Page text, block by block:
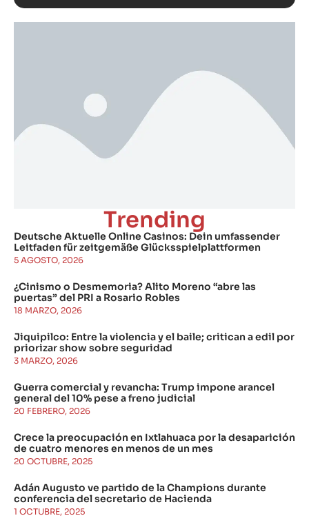
Trending
Deutsche Aktuelle Online Casinos: Dein umfassender
Leitfaden für zeitgemäße Glücksspielplattformen
5 AGOSTO, 2026
¿Cinismo o Desmemoria? Alito Moreno “abre las
puertas” del PRI a Rosario Robles
18 MARZO, 2026
Jiquipilco: Entre la violencia y el baile; critican a edil por
priorizar show sobre seguridad
3 MARZO, 2026
Guerra comercial y revancha: Trump impone arancel
general del 10% pese a freno judicial
20 FEBRERO, 2026
Crece la preocupación en Ixtlahuaca por la desaparición
de cuatro menores en menos de un mes
20 OCTUBRE, 2025
Adán Augusto ve partido de la Champions durante
conferencia del secretario de Hacienda
1 OCTUBRE, 2025